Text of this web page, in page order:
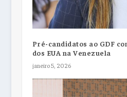
Pré-candidatos ao GDF
dos EUA na Venezuela
janeiro 5, 2026